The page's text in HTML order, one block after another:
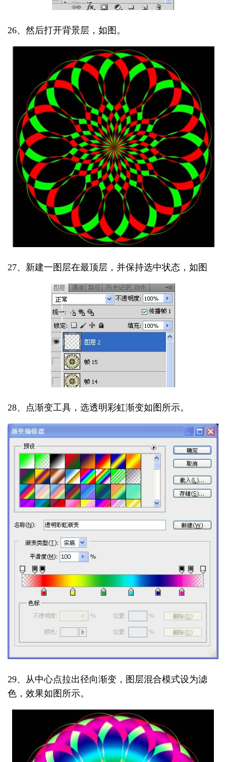
26、然后打开背景层，如图。
27、新建一图层在最顶层，并保持选中状态，如图
28、点渐变工具，选透明彩虹渐变如图所示。
29、从中心点拉出径向渐变，图层混合模式设为滤
色，效果如图所示。